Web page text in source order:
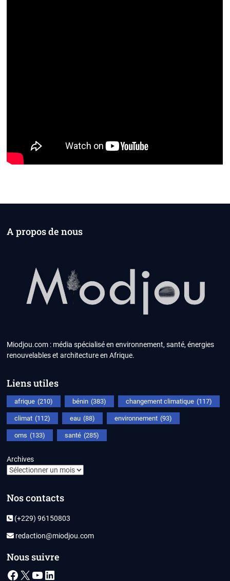
A propos de nous
Miodjou.com : média spécialisé en environnement, santé, énergies
renouvelables et architecture en Afrique.
Liens utiles
afrique (210) bénin (383) changement climatique (117)
climat (112) eau (88) environnement (93)
oms (133) santé (285)
Archives
Nos contacts
(+229) 96150803
redaction@miodjou.com
Nous suivre
Facebook
X YouTube
LinkedIn